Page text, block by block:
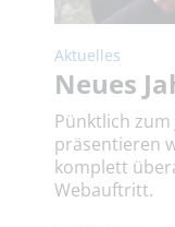
Aktuelles
Neues
Pünktlich zum
präsentieren
komplett
Webauftritt.